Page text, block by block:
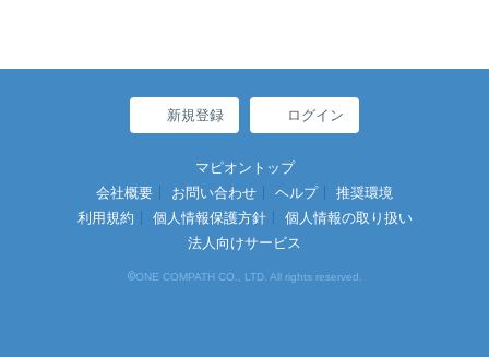
新規登録 ログイン
マピオントップ
会社概要
お問い合わせ ヘルプ
推奨環境
利用規約
個人情報保護方針
個人情報の取り扱い
法人向けサービス
©ONE COMPATH CO., LTD. All rights reserved.